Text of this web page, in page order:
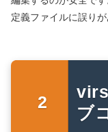
定義ファイルに誤り
ブ